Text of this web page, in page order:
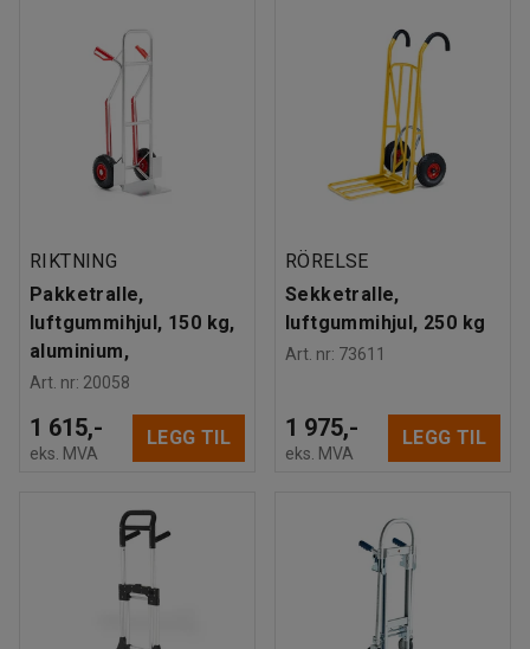
RIKTNING
Pakketralle,
luftgummihjul, 150 kg,
aluminium,
Art. nr: 20058
1 615,-
eks. MVA
LEGG TIL
RÖRELSE
Sekketralle,
luftgummihjul, 250 kg
Art. nr: 73611
1 975,-
eks. MVA
LEGG TIL